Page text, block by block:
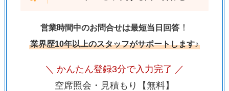
営業時間中のお問合せは最短当日回答 ！
業界歴10年以上のスタッフがサポートします♪
＼ かんたん登録3分で入力完了 ／
空席照会・見積もり【無料】